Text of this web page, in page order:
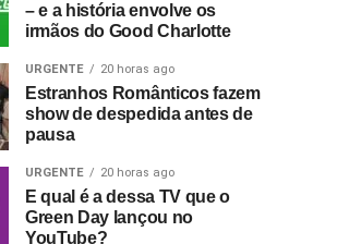
– e a história envolve os
irmãos do Good Charlotte
URGENTE 20 horas ago
Estranhos Românticos fazem
show de despedida antes de
pausa
URGENTE 20 horas ago
E qual é a dessa TV que o
Green Day lançou no
YouTube?